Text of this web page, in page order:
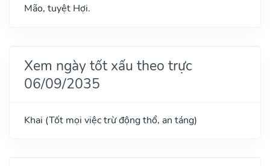
Mão, tuyệt Hợi.
Xem ngày tốt xấu theo trực
06/09/2035
Khai (Tốt mọi việc trừ động thổ, an táng)